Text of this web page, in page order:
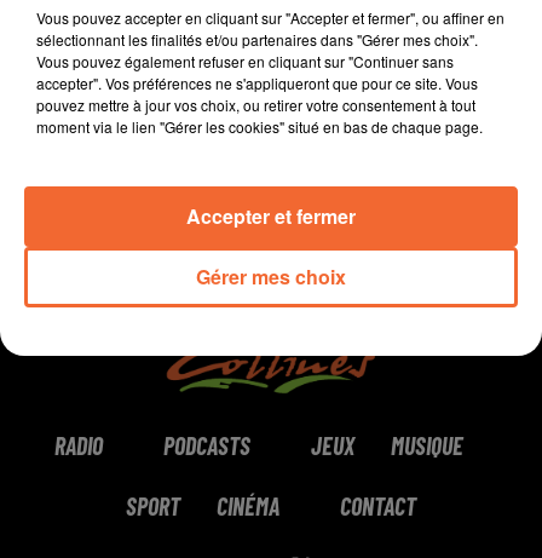
Bocage.
0:00 3 min 59 sec
RADIO PODCASTS JEUX MUSIQUE
SPORT CINÉMA CONTACT
Vous pouvez accepter en cliquant sur "Accepter et fermer", ou affiner en
sélectionnant les finalités et/ou partenaires dans "Gérer mes choix".
Vous pouvez également refuser en cliquant sur "Continuer sans
accepter". Vos préférences ne s'appliqueront que pour ce site. Vous
pouvez mettre à jour vos choix, ou retirer votre consentement à tout
moment via le lien "Gérer les cookies" situé en bas de chaque page.
Gérer mes choix
Accepter et fermer